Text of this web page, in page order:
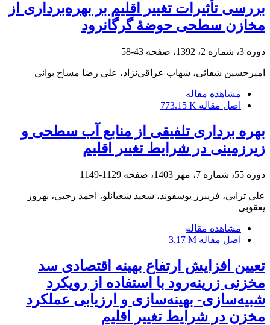
بررسی تأثیرات تغییر اقلیم بر بهره‌برداری از
مخازن سطحی حوضۀ گرگانرود
دوره 3، شماره 2، 1392، صفحه 43-58
امیرحسین شفائی، شهاب عراقی‌نژاد، علی رضا مساح بوانی
مشاهده مقاله
اصل مقاله 773.15 K
بهره برداری تلفیقی از منابع آب سطحی و
زیرزمینی در شرایط تغییر اقلیم
دوره 55، شماره 7، مهر 1403، صفحه 1129-1149
علی ترابی، فریبرز یوسفوند، سعید شعبانلو، احمد رجبی، بهروز
یعقوبی
مشاهده مقاله
اصل مقاله 3.17 M
تعیین افزایش ارتفاع بهینه اقتصادی سد
مخزنی زرینه‌رود با استفاده از رویکرد
شبیه‌سازی- بهینه‌سازی و ارزیابی عملکرد
مخزن در شرایط تغییر اقلیم